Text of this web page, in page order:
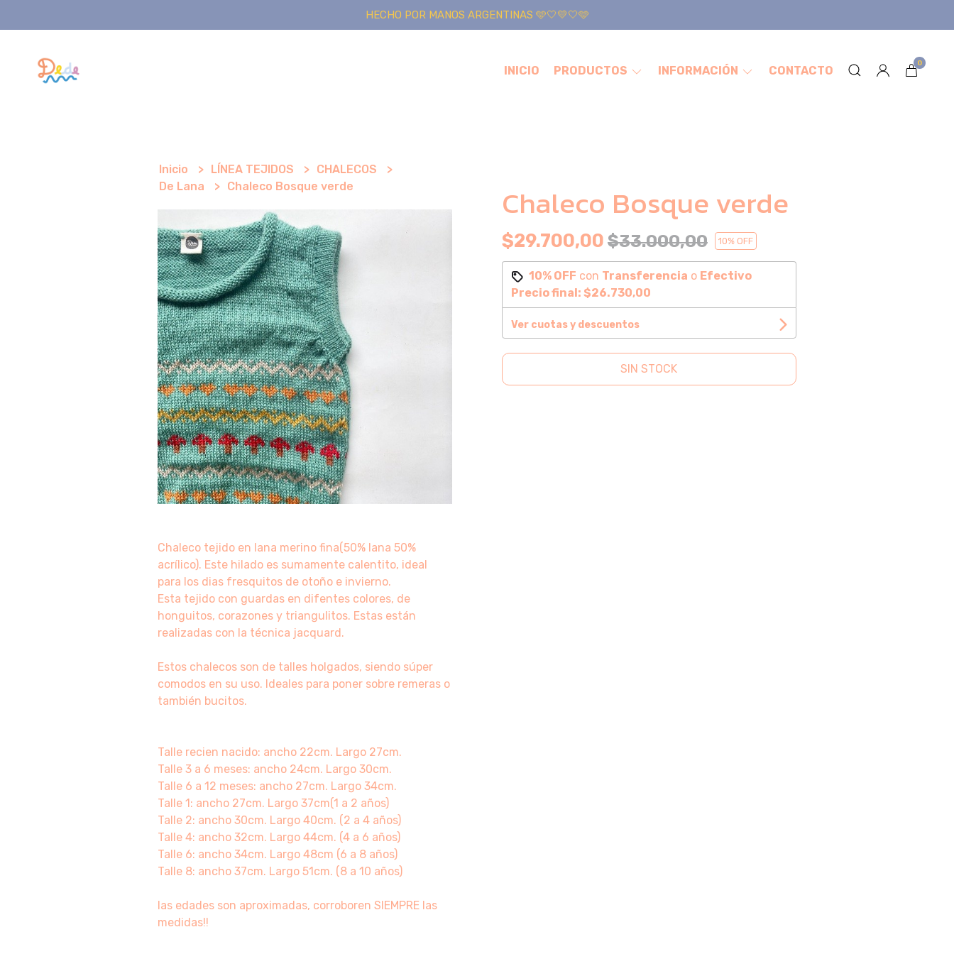
HECHO POR MANOS ARGENTINAS 🩵🤍💛🤍🩵
INICIO PRODUCTOS INFORMACIÓN CONTACTO
0
Inicio LÍNEA TEJIDOS
CHALECOS
De Lana
Chaleco Bosque verde
Chaleco tejido en lana merino fina(50% lana 50%
acrílico). Este hilado es sumamente calentito, ideal
para los dias fresquitos de otoño e invierno.
Esta tejido con guardas en difentes colores, de
honguitos, corazones y triangulitos. Estas están
realizadas con la técnica jacquard.
Estos chalecos son de talles holgados, siendo súper
comodos en su uso. Ideales para poner sobre remeras o
también bucitos.
Talle recien nacido: ancho 22cm. Largo 27cm.
Talle 3 a 6 meses: ancho 24cm. Largo 30cm.
Talle 6 a 12 meses: ancho 27cm. Largo 34cm.
Talle 1: ancho 27cm. Largo 37cm(1 a 2 años)
Talle 2: ancho 30cm. Largo 40cm. (2 a 4 años)
Talle 4: ancho 32cm. Largo 44cm. (4 a 6 años)
Talle 6: ancho 34cm. Largo 48cm (6 a 8 años)
Talle 8: ancho 37cm. Largo 51cm. (8 a 10 años)
las edades son aproximadas, corroboren SIEMPRE las
medidas!!
Chaleco Bosque verde
$29.700,00 $33.000,00 10% OFF
10% OFF con Transferencia o Efectivo
Precio final: $26.730,00
Ver cuotas y descuentos
SIN STOCK